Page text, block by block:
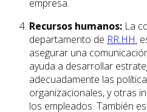
empresa.
Recursos humanos: La
departamento de RR.HH.
asegurar una
ayuda a desarrollar
adecuadamente las
organizacionales, y otras
los empleados. También